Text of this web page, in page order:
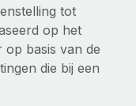
beheren
voor groeiende
voor
tot
op het
basis van de
die bij een